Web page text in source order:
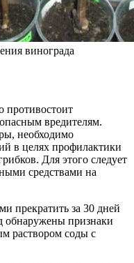
винограда
противостоит
вредителям.
необходимо
в целях профилактики
Для этого следует
средствами на
прекратить за 30 дней
обнаружены признаки
раствором соды с